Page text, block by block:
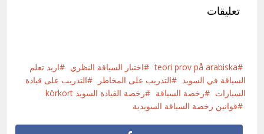
تعليقات
teori prov på arabiska اختبار السياقة النظري
اريد تعلم
السياقة في السويد
التدريب على المخاطر
التدريب على قيادة
السيارات
رخصة السياقة
رخصة القيادة السويد körkort
قوانين رخصة السياقة السويدية